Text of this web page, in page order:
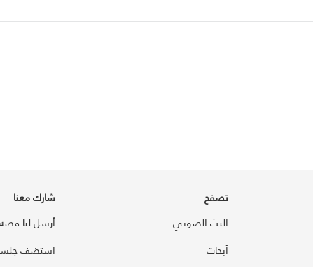
تصفح
البث الصوتي
أبحاث
شارك معنا
أرسل لنا قصة
استضف